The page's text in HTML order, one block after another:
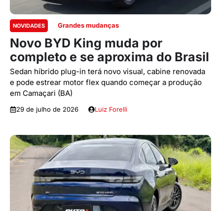
NOVIDADES Grandes mudanças
Novo BYD King muda por
completo e se aproxima do Brasil
Sedan híbrido plug-in terá novo visual, cabine renovada
e pode estrear motor flex quando começar a produção
em Camaçari (BA)
29 de julho de 2026 Luiz Forelli